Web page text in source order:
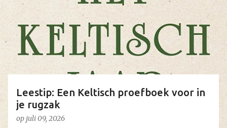
Leestip: Een Keltisch proefboek voor in
je rugzak
op juli 09, 2026